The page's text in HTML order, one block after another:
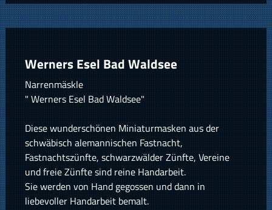
Werners Esel Bad Waldsee
Narrenmäskle
" Werners Esel Bad Waldsee"
Diese wunderschönen Miniaturmasken aus der
schwäbisch alemannischen Fastnacht,
Fastnachtszünfte, schwarzwälder Zünfte, Vereine
und freie Zünfte sind reine Handarbeit.
Sie werden von Hand gegossen und dann in
liebevoller Handarbeit bemalt.